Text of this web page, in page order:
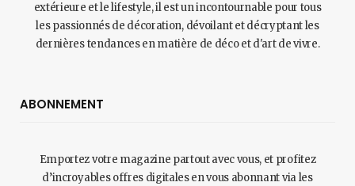
extérieure et le lifestyle, il est un incontournable pour tous
les passionnés de décoration, dévoilant et décryptant les
dernières tendances en matière de déco et d'art de vivre.
ABONNEMENT
Emportez votre magazine partout avec vous, et profitez
d’incroyables offres digitales en vous abonnant via les